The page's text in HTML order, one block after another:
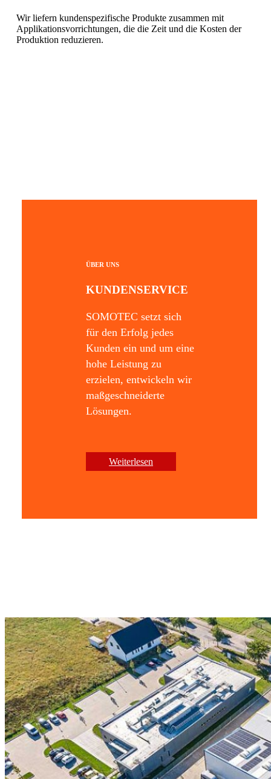
Wir liefern kundenspezifische Produkte zusammen mit
Applikationsvorrichtungen, die die Zeit und die Kosten der
Produktion reduzieren.
ÜBER UNS
KUNDENSERVICE
SOMOTEC setzt sich
für den Erfolg jedes
Kunden ein und um eine
hohe Leistung zu
erzielen, entwickeln wir
maßgeschneiderte
Lösungen.
Weiterlesen